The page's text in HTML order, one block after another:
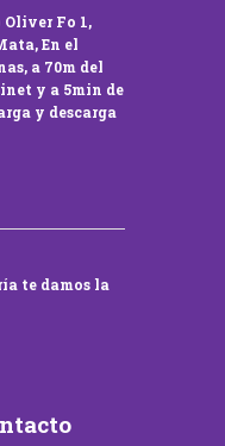
Fo 1,
En el
a 70m del
y a 5min de
y descarga
te damos la